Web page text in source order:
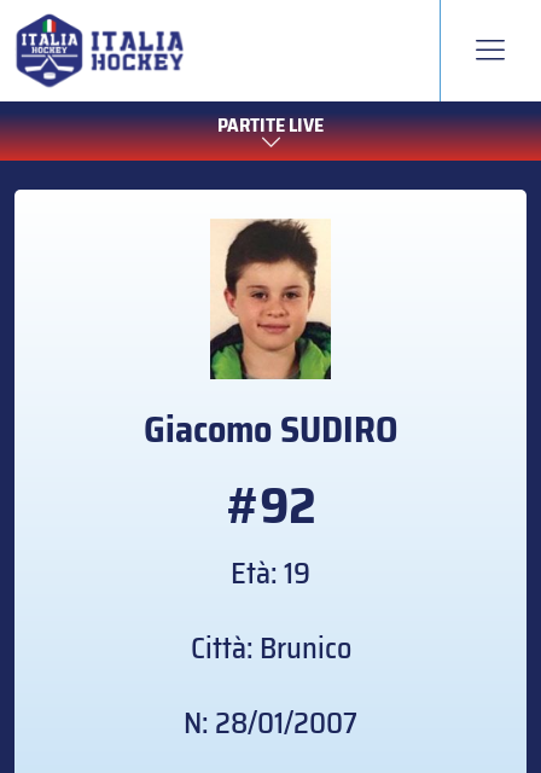
PARTITE LIVE
GiacomoSUDIRO
#92
Età: 19
Città: Brunico
N: 28/01/2007